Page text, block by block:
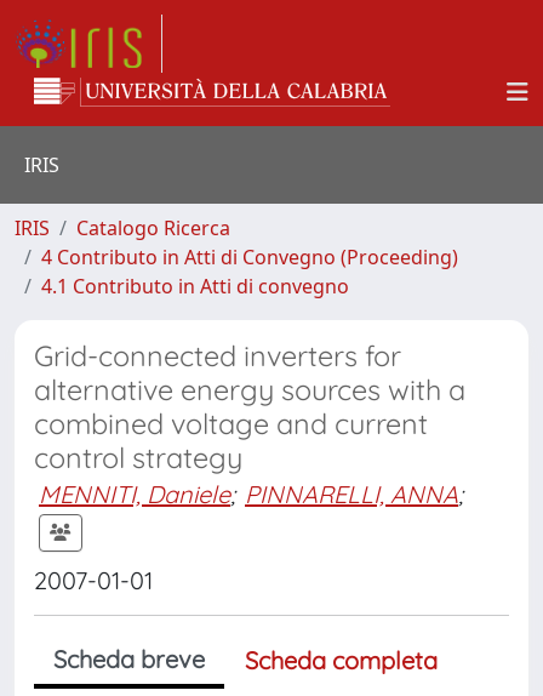
IRIS
IRIS
Catalogo Ricerca
4 Contributo in Atti di Convegno (Proceeding)
4.1 Contributo in Atti di convegno
Grid-connected inverters for
alternative energy sources with a
combined voltage and current
control strategy
MENNITI, Daniele; PINNARELLI, ANNA;
2007-01-01
Scheda breve
Scheda completa